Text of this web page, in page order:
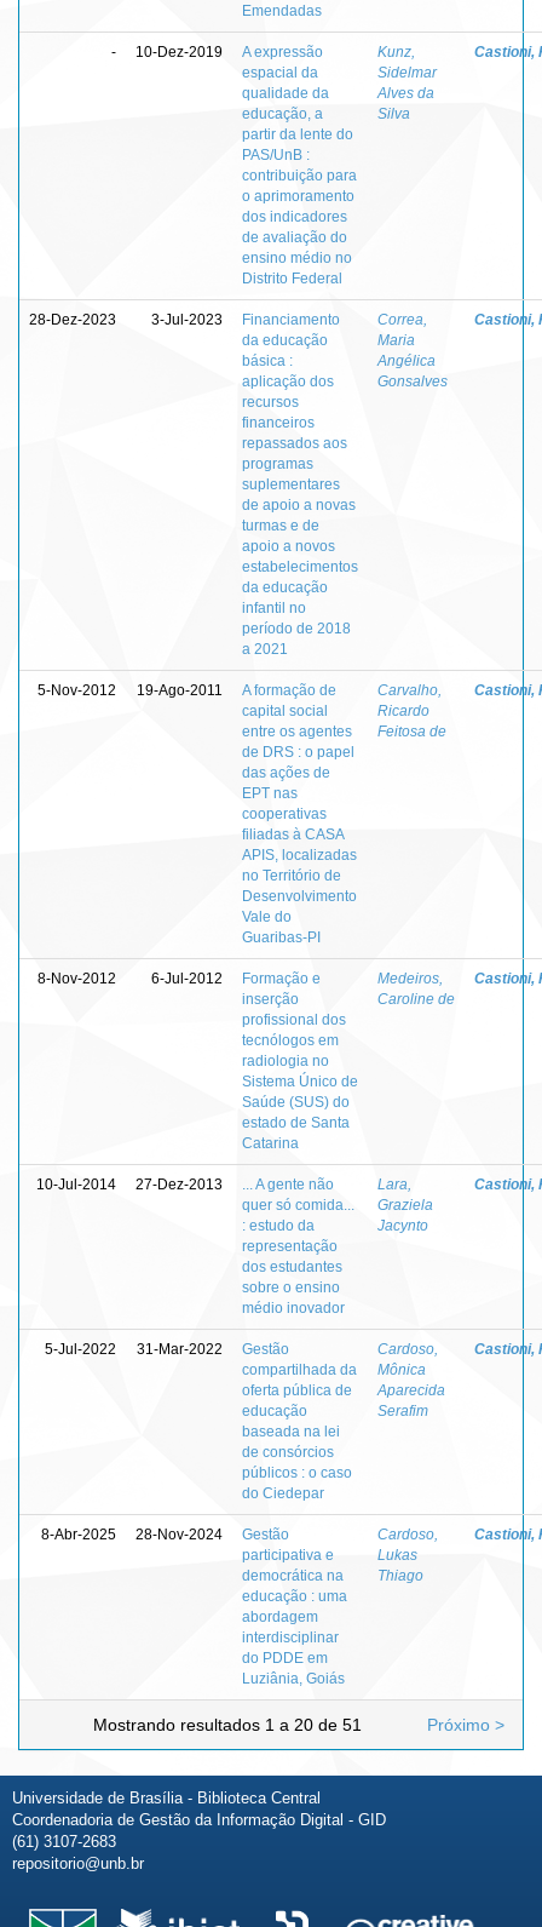
Emendadas
- 10-Dez-2019
A expressão
espacial da
qualidade da
educação, a
partir da lente do
PAS/UnB :
contribuição para
o aprimoramento
dos indicadores
de avaliação do
ensino médio no
Distrito Federal
Kunz,
Sidelmar
Alves da
Silva
Castioni,
28-Dez-2023 3-Jul-2023
Financiamento
da educação
básica :
aplicação dos
recursos
financeiros
repassados aos
programas
suplementares
de apoio a novas
turmas e de
apoio a novos
estabelecimentos
da educação
infantil no
período de 2018
a 2021
Correa,
Maria
Angélica
Gonsalves
Castioni,
5-Nov-2012 19-Ago-2011
A formação de
capital social
entre os agentes
de DRS : o papel
das ações de
EPT nas
cooperativas
filiadas à CASA
APIS, localizadas
no Território de
Desenvolvimento
Vale do
Guaribas-PI
Carvalho,
Ricardo
Feitosa de
Castioni,
8-Nov-2012 6-Jul-2012
Formação e
inserção
profissional dos
tecnólogos em
radiologia no
Sistema Único de
Saúde (SUS) do
estado de Santa
Catarina
Medeiros,
Caroline de
Castioni,
10-Jul-2014 27-Dez-2013
... A gente não
quer só comida...
: estudo da
representação
dos estudantes
sobre o ensino
médio inovador
Lara,
Graziela
Jacynto
Castioni,
5-Jul-2022 31-Mar-2022
Gestão
compartilhada da
oferta pública de
educação
baseada na lei
de consórcios
públicos : o caso
do Ciedepar
Cardoso,
Mônica
Aparecida
Serafim
Castioni,
8-Abr-2025 28-Nov-2024
Gestão
participativa e
democrática na
educação : uma
abordagem
interdisciplinar
do PDDE em
Luziânia, Goiás
Cardoso,
Lukas
Thiago
Castioni,
Mostrando resultados 1 a 20 de 51 Próximo >
Universidade de Brasília - Biblioteca Central
Coordenadoria de Gestão da Informação Digital - GID
(61) 3107-2683
repositorio@unb.br